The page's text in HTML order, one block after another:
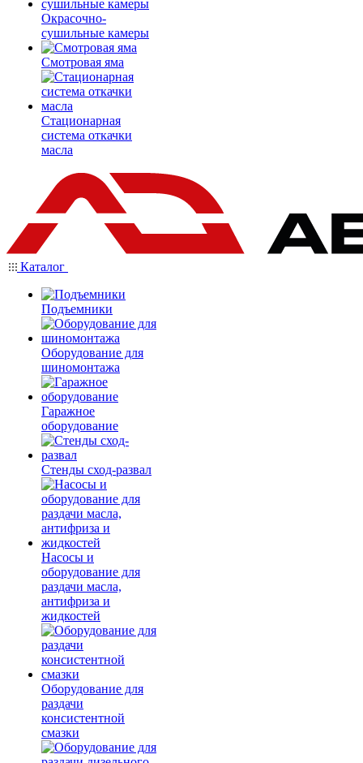
Окрасочно-
сушильные камеры
Смотровая яма
Стационарная
система откачки
масла
Каталог
Подъемники
Оборудование для
шиномонтажа
Гаражное
оборудование
Стенды сход-развал
Насосы и
оборудование для
раздачи масла,
антифриза и
жидкостей
Оборудование для
раздачи
консистентной
смазки